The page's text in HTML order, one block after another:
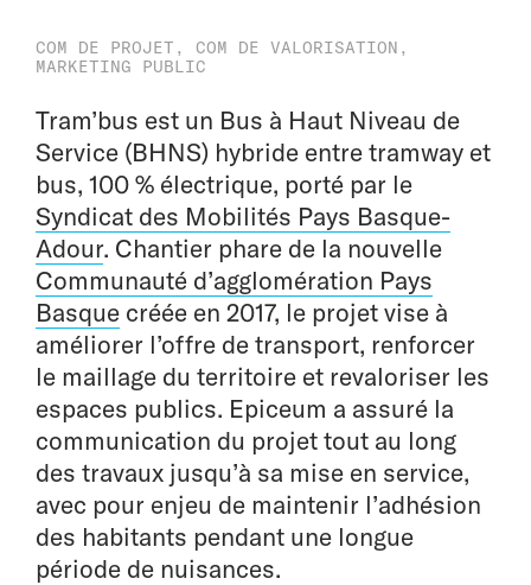
COM DE PROJET, COM DE VALORISATION,
MARKETING PUBLIC
Tram’bus est un Bus à Haut Niveau de
Service (BHNS) hybride entre tramway et
bus, 100 % électrique, porté par le
Syndicat des Mobilités Pays Basque-
Adour. Chantier phare de la nouvelle
Communauté d’agglomération Pays
Basquecréée en 2017, le projet vise à
améliorer l’offre de transport, renforcer
le maillage du territoire et revaloriser les
espaces publics. Epiceum a assuré la
communication du projet tout au long
des travaux jusqu’à sa mise en service,
avec pour enjeu de maintenir l’adhésion
des habitants pendant une longue
période de nuisances.